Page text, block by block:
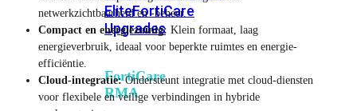
EliteFortiCare
Upgrades
FortiCare
RMA
netwerkzichtbaarheid en -beheer.
Compact en energiezuinig: Klein formaat, laag
energieverbruik, ideaal voor beperkte ruimtes en energie-
efficiëntie.
Cloud-integratie:Ondersteunt integratie met cloud-diensten
voor flexibele en veilige verbindingen in hybride